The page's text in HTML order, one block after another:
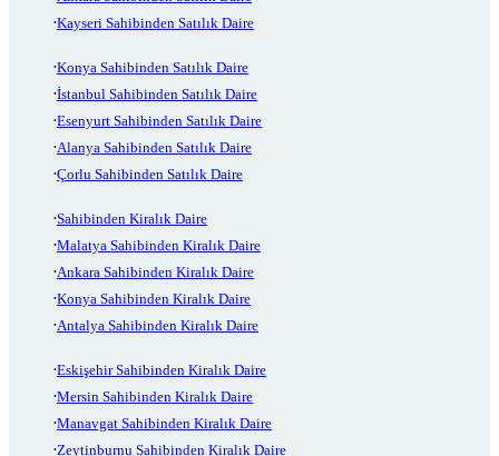
Kayseri Sahibinden Satılık Daire
Konya Sahibinden Satılık Daire
İstanbul Sahibinden Satılık Daire
Esenyurt Sahibinden Satılık Daire
Alanya Sahibinden Satılık Daire
Çorlu Sahibinden Satılık Daire
Sahibinden Kiralık Daire
Malatya Sahibinden Kiralık Daire
Ankara Sahibinden Kiralık Daire
Konya Sahibinden Kiralık Daire
Antalya Sahibinden Kiralık Daire
Eskişehir Sahibinden Kiralık Daire
Mersin Sahibinden Kiralık Daire
Manavgat Sahibinden Kiralık Daire
Zeytinburnu Sahibinden Kiralık Daire